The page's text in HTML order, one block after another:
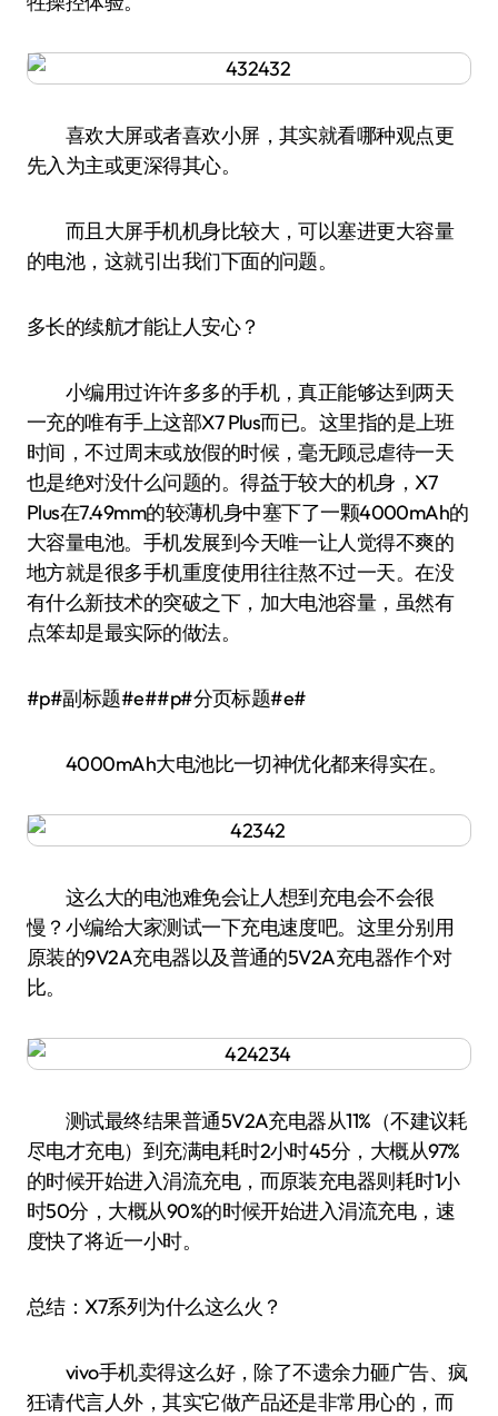
喜欢大屏或者喜欢小屏，其实就看哪种观点更
先入为主或更深得其心。
而且大屏手机机身比较大，可以塞进更大容量
的电池，这就引出我们下面的问题。
多长的续航才能让人安心？
小编用过许许多多的手机，真正能够达到两天
一充的唯有手上这部X7 Plus而已。这里指的是上班
时间，不过周末或放假的时候，毫无顾忌虐待一天
也是绝对没什么问题的。得益于较大的机身，X7
Plus在7.49mm的较薄机身中塞下了一颗4000mAh的
大容量电池。手机发展到今天唯一让人觉得不爽的
地方就是很多手机重度使用往往熬不过一天。在没
有什么新技术的突破之下，加大电池容量，虽然有
点笨却是最实际的做法。
#p#副标题#e##p#分页标题#e#
4000mAh大电池比一切神优化都来得实在。
这么大的电池难免会让人想到充电会不会很
慢？小编给大家测试一下充电速度吧。这里分别用
原装的9V2A充电器以及普通的5V2A充电器作个对
比。
测试最终结果普通5V2A充电器从11%（不建议耗
尽电才充电）到充满电耗时2小时45分，大概从97%
的时候开始进入涓流充电，而原装充电器则耗时1小
时50分，大概从90%的时候开始进入涓流充电，速
度快了将近一小时。
总结：X7系列为什么这么火？
vivo手机卖得这么好，除了不遗余力砸广告、疯
狂请代言人外，其实它做产品还是非常用心的，而